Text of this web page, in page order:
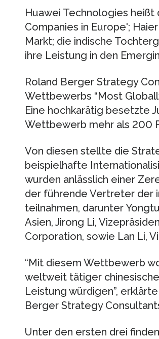
Huawei Technologies
Companies in Europe';
Markt; die indische
ihre Leistung in den
Roland Berger Strategy
Wettbewerbs “Most
Eine hochkarätig besetzte
Wettbewerb mehr als 200
Von diesen stellte die
beispielhafte
wurden anlässlich einer
der führende Vertreter der
teilnahmen, darunter
Asien, Jirong Li,
Corporation, sowie Lan Li,
“Mit diesem Wettbewerb
weltweit tätiger
Leistung würdigen”,
Berger Strategy
Unter den ersten drei